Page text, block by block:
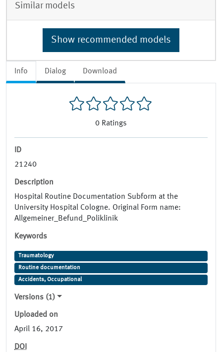
Info Dialog Download
0 Ratings
ID
21240
Description
Hospital Routine Documentation Subform at the
University Hospital Cologne. Original Form name:
Allgemeiner_Befund_Poliklinik
Keywords
Traumatology
Routine documentation
Accidents, Occupational
Versions (1)
Uploaded on
April 16, 2017
DOI
Similar models
Show recommended models